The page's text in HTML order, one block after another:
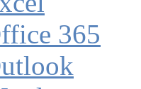
365